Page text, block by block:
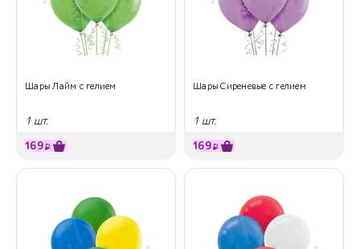
Шары Лайм с гелием
1 шт.
169₽
Шары Сиреневые с гелием
1 шт.
169₽